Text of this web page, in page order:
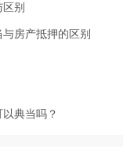
别
房产抵押的区别
典当吗？